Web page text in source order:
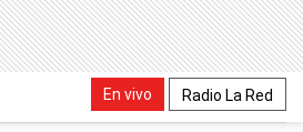
En vivo Radio La Red